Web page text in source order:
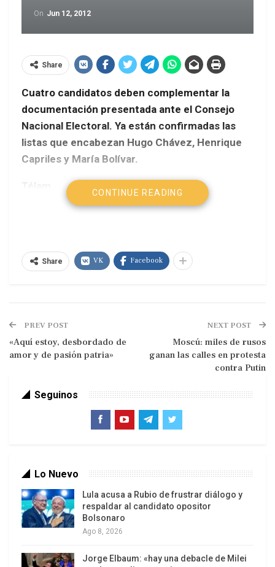
On Jun 12, 2012
Share
Cuatro candidatos deben complementar la
documentación presentada ante el Consejo
Nacional Electoral. Ya están confirmadas las
listas que encabezan Hugo Chávez, Henrique
Capriles y María Bolívar.
A las candidaturas presidenciales de Hugo
pendientes la entrega de varios documentos para
El anuncio lo hizo Socorro Hernández, rectora
principal del Consejo Nacional Electoral (CNE) en
declaraciones a la estatal Venezolana de
Televisión (VTV), según recogió Prensa Latina.
La funcionaria explicó que si bien el plazo para las
inscripciones concluyó la última medianoche,
otros cuatro aspirantes aún tienen pendientes
candidaturas puedan ser confirmadas por el CNE.
Se trata de Yoel Acosta Chirinos, Orlando Chirinos,
Luis Reyes y Rafael Uzcátegui, quienes tienen
hasta mañana para completar esos requisitos,
CONTINUE READING
Share VK Facebook
PREV POST
«Aquí estoy, desbordado de
amor y de pasión patria»
NEXT POST
Moscú: miles de rusos
ganan las calles en protesta
contra Putin
Seguinos
Lo Nuevo
Lula acusa a Rubio de frustrar diálogo y
respaldar al candidato opositor
Bolsonaro
Ago 8, 2026
Jorge Elbaum: «hay una debacle de Milei